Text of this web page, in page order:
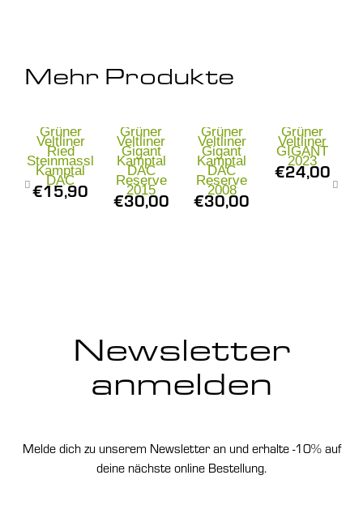
Mehr Produkte
Grüner
Veltliner
Ried
Steinmassl
Kamptal
DAC
€15,90
Grüner
Veltliner
Gigant
Kamptal
DAC
Reserve
2015
€30,00
Grüner
Veltliner
Gigant
Kamptal
DAC
Reserve
2008
€30,00
Grüner
Veltliner
GIGANT
2023
€24,00
Newsletter
anmelden
Melde dich zu unserem Newsletter an und erhalte -10% auf
deine nächste online Bestellung.